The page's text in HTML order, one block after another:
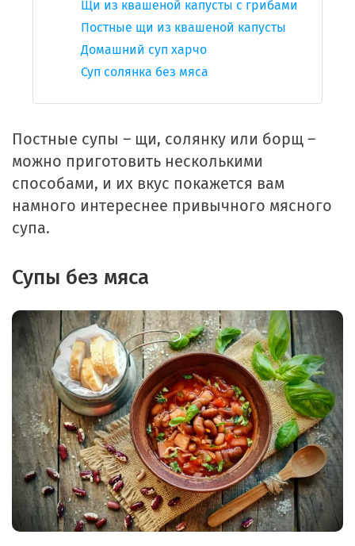
Щи из квашеной капусты с грибами
Постные щи из квашеной капусты
Домашний суп харчо
Суп солянка без мяса
Постные супы – щи, солянку или борщ –
можно приготовить несколькими
способами, и их вкус покажется вам
намного интереснее привычного мясного
супа.
Супы без мяса